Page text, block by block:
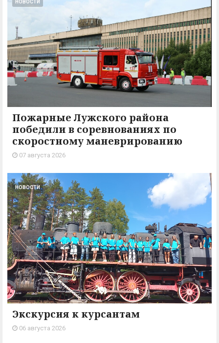
НОВОСТИ
Пожарные Лужского района
победили в соревнованиях по
скоростному маневрированию
07 августа 2026
НОВОСТИ
Экскурсия к курсантам
06 августа 2026